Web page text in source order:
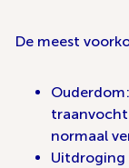
De meest
normaal
Uitdroging